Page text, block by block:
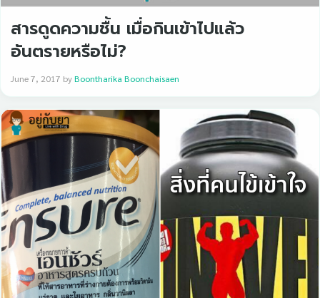
สารดูดความชื้น เมื่อกินเข้าไปแล้ว
อันตรายหรือไม่?
June 7, 2017 byBoontharika Boonchaisaen